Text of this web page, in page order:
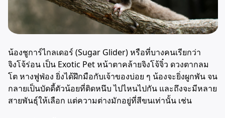
น้องชูการ์ไกลเดอร์ (Sugar Glider) หรือที่บางคนเรียกว่า
จิงโจ้ร่อน เป็น Exotic Pet หน้าตาคล้ายจิงโจ้จิ๋ว ดวงตากลม
โต หางฟูฟ่อง ยิ่งได้ฝึกมือกับเจ้าของบ่อย ๆ น้องจะยิ่งผูกพัน จน
กลายเป็นบัดดี้ตัวน้อยที่ติดหนึบ ไปไหนไปกัน และถึงจะมีหลาย
สายพันธุ์ให้เลือก แต่ความต่างมักอยู่ที่สีขนเท่านั้น เช่น